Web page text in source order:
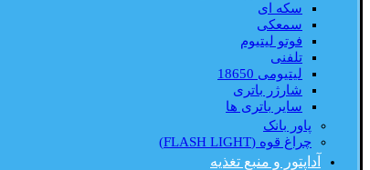
سکه ای
سمعکی
فوتو لیتیوم
تلفنی
لیتیومی 18650
شارژر باتری
سایر باتری ها
پاور بانک
چراغ قوه (FLASH LIGHT)
آداپتور و منبع تغذیه